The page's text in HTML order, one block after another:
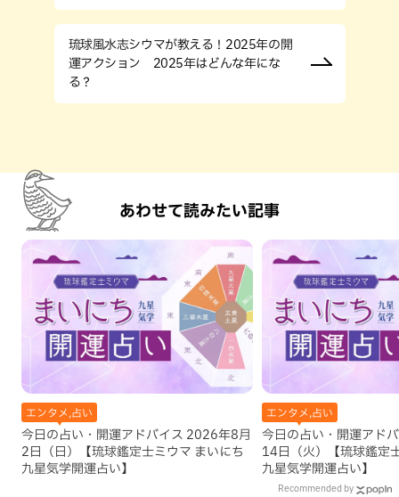
琉球風水志シウマが教える！2025年の開
運アクション 2025年はどんな年にな
る？
あわせて読みたい記事
エンタメ,占い
今日の占い・開運アドバイス 2026年8月
2日（日）【琉球鑑定士ミウマ まいにち
九星気学開運占い】
エンタメ,占い
今日の占い・開運アド
14日（火）【琉球鑑定
九星気学開運占い】
Recommended by